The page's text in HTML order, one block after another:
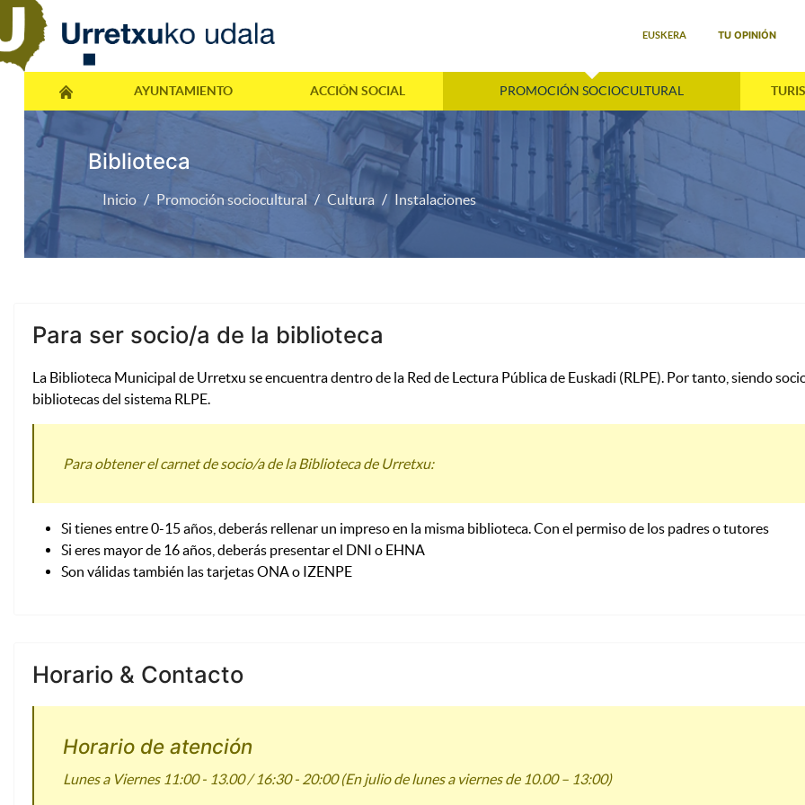
EUSKERA TU OPINIÓN
AYUNTAMIENTO ACCIÓN SOCIAL PROMOCIÓN SOCIOCULTURAL
Biblioteca
Inicio Promoción sociocultural Cultura Instalaciones
Para ser socio/a de la biblioteca
La Biblioteca Municipal de Urretxu se encuentra dentro de la Red de Lectura Pública de Euskadi (RLPE). Por tanto, siendo
bibliotecas del sistema RLPE.
Para obtener el carnet de socio/a de la Biblioteca de Urretxu:
Si tienes entre 0-15 años, deberás rellenar un impreso en la misma biblioteca. Con el permiso de los padres o tutores
Si eres mayor de 16 años, deberás presentar el DNI o EHNA
Son válidas también las tarjetas ONA o IZENPE
Horario & Contacto
Horario de atención
Lunes a Viernes 11:00 - 13.00 / 16:30 - 20:00 (En julio de lunes a viernes de 10.00 – 13:00)